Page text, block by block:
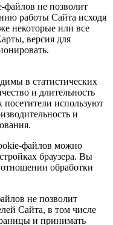
не позволит
работы Сайта исходя
некоторые или все
версия для
в статистических
и длительность
посетители используют
и
файлов можно
браузера. Вы
обработки
не позволит
Сайта, в том числе
и принимать